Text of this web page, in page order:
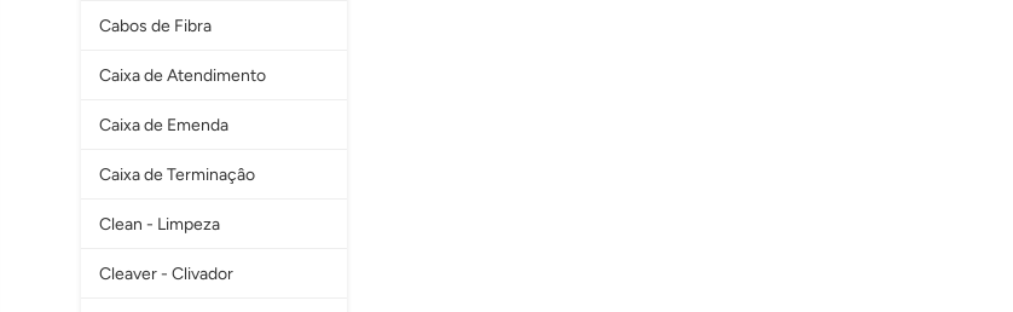
Cabos de Fibra
Caixa de Atendimento
Caixa de Emenda
Caixa de Terminaçâo
Clean - Limpeza
Cleaver - Clivador